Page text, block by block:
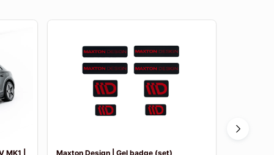
| Maxton Design | Gel badge (set)